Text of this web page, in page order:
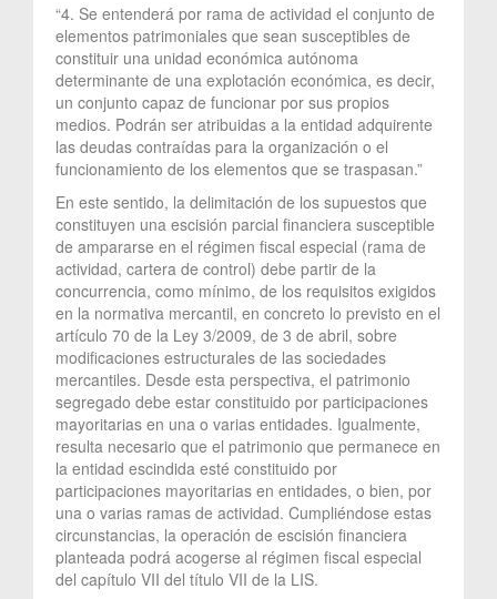
“4. Se entenderá por rama de actividad el conjunto de
elementos patrimoniales que sean susceptibles de
constituir una unidad económica autónoma
determinante de una explotación económica, es decir,
un conjunto capaz de funcionar por sus propios
medios. Podrán ser atribuidas a la entidad adquirente
las deudas contraídas para la organización o el
funcionamiento de los elementos que se traspasan.”
En este sentido, la delimitación de los supuestos que
constituyen una escisión parcial financiera susceptible
de ampararse en el régimen fiscal especial (rama de
actividad, cartera de control) debe partir de la
concurrencia, como mínimo, de los requisitos exigidos
en la normativa mercantil, en concreto lo previsto en el
artículo 70 de la Ley 3/2009, de 3 de abril, sobre
modificaciones estructurales de las sociedades
mercantiles. Desde esta perspectiva, el patrimonio
segregado debe estar constituido por participaciones
mayoritarias en una o varias entidades. Igualmente,
resulta necesario que el patrimonio que permanece en
la entidad escindida esté constituido por
participaciones mayoritarias en entidades, o bien, por
una o varias ramas de actividad. Cumpliéndose estas
circunstancias, la operación de escisión financiera
planteada podrá acogerse al régimen fiscal especial
del capítulo VII del título VII de la LIS.